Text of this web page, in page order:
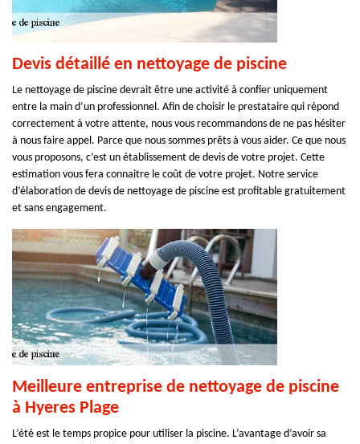
Devis détaillé en nettoyage de piscine
Le nettoyage de piscine devrait être une activité à confier uniquement
entre la main d’un professionnel. Afin de choisir le prestataire qui répond
correctement à votre attente, nous vous recommandons de ne pas hésiter
à nous faire appel. Parce que nous sommes prêts à vous aider. Ce que nous
vous proposons, c’est un établissement de devis de votre projet. Cette
estimation vous fera connaitre le coût de votre projet. Notre service
d’élaboration de devis de nettoyage de piscine est profitable gratuitement
et sans engagement.
Meilleure entreprise de nettoyage de piscine
à Hyeres Plage
L’été est le temps propice pour utiliser la piscine. L’avantage d’avoir sa